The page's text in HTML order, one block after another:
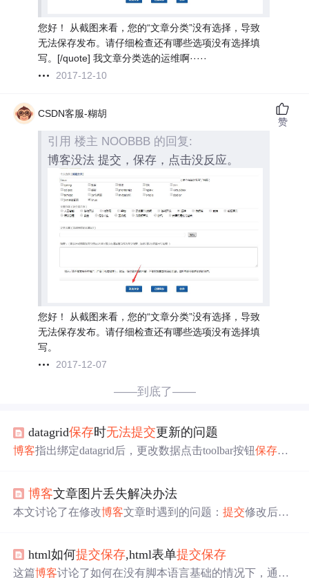
您好！ 从截图来看，您的“文章分类”没有选择，导致
无法保存发布。请仔细检查还有哪些选项没有选择填
写。[/quote] 我文章分类选的运维啊·····
2017-12-10
CSDN客服-糊胡
引用 楼主 NOOBBB 的回复:
博客没法 提交，保存，点击没反应。
您好！ 从截图来看，您的“文章分类”没有选择，导致
无法保存发布。请仔细检查还有哪些选项没有选择填
写。
2017-12-07
赞
——到底了——
datagrid保存时无法提交更新的问题
博客指出绑定datagrid后，更改数据点击toolbar按钮保存
法，通过检查焦点是否在datagrid上，切换单元格并
改。
博客文章图片丢失解决办法
本文讨论了在修改博客文章时遇到的问题：提交修改后图
html如何提交保存,html表单提交保存
这篇博客讨论了如何在没有脚本语言基础的情况下，通过J